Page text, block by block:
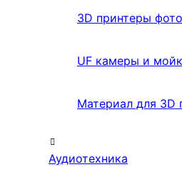
3D принтеры
UF камеры и
Материал для 3D
Аудиотехника